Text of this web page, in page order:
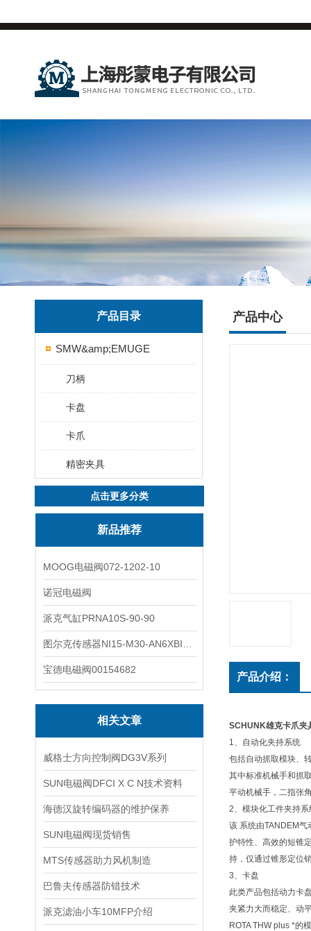
产品目录
SMW&amp;EMUGE
刀柄
卡盘
卡爪
精密夹具
点击更多分类
新品推荐
MOOG电磁阀072-1202-10
诺冠电磁阀
派克气缸PRNA10S-90-90
宝德电磁阀00154682
相关文章
威格士方向控制阀DG3V系列
SUN电磁阀DFCI X C N技术资料
海德汉旋转编码器的维护保养
SUN电磁阀现货销售
MTS传感器助力风机制造
巴鲁夫传感器防错技术
派克滤油小车10MFP介绍
产品中心
产品介绍：
SCHUNK雄克卡爪夹
1、自动化夹持系统
包括自动抓取模块、
其中标准机械手和抓
平动机械手，二指张
2、模块化工件夹持系
该 系统由TANDEM
护特性、高效的短锥
持，仅通过锥形定位
3、卡盘
此类产品包括动力卡
夹紧力大而稳定、动
ROTA THW plus *的